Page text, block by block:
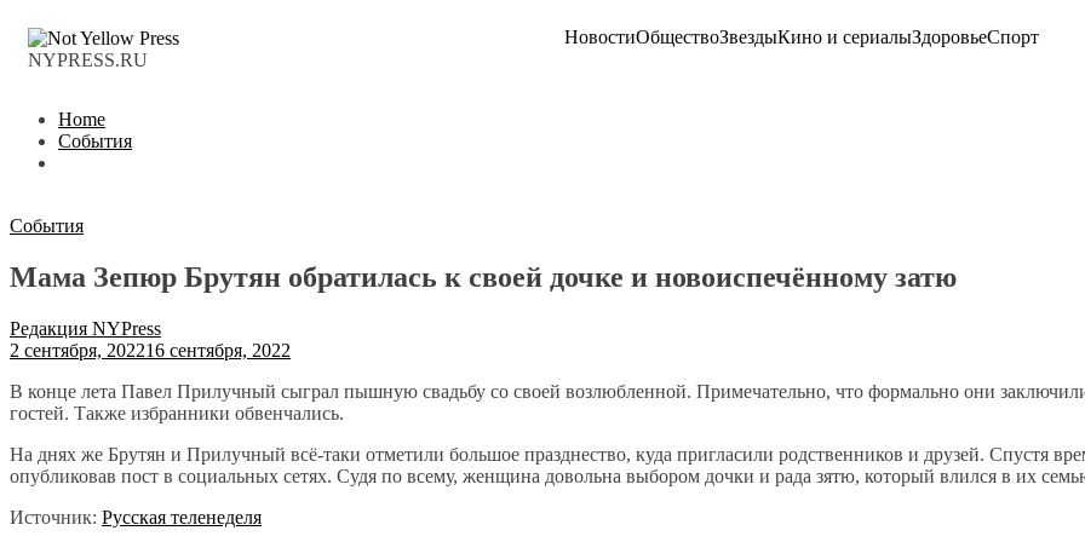
NYPRESS.RU
НовостиОбществоЗвездыКино и сериалыЗдоровьеСпорт
Home
События
События
Мама Зепюр Брутян обратилась к своей дочке и новоиспечённому затю
Редакция NYPress
2 сентября, 202216 сентября, 2022
В конце лета Павел Прилучный сыграл пышную свадьбу со своей возлюбленной. Примечательно, что формально они
гостей. Также избранники обвенчались.
На днях же Брутян и Прилучный всё-таки отметили большое празднество, куда пригласили родственников и друзей. Спустя
опубликовав пост в социальных сетях. Судя по всему, женщина довольна выбором дочки и рада зятю, который влился в их
Источник: Русская теленеделя